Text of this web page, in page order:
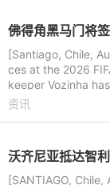
[Santiago, Chile,
ces at the 2026
keeper Vozinha
Santiago, Ch
资讯
沃齐尼亚抵达智
[SANTIAGO,